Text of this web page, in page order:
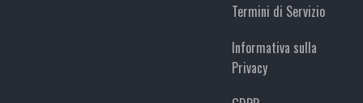
Termini di Servizio
Informativa sulla
Privacy